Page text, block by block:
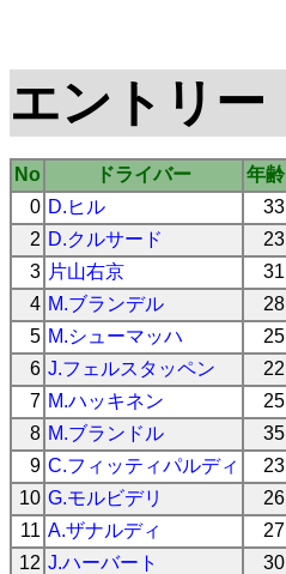
エントリー
No ドライバー 年齢
0 D.ヒル 33
2 D.クルサード 23
3 片山右京 31
4 M.ブランデル 28
5 M.シューマッハ 25
6 J.フェルスタッペン 22
7 M.ハッキネン 25
8 M.ブランドル 35
9 C.フィッティパルディ 23
10 G.モルビデリ 26
11 A.ザナルディ 27
12 J.ハーバート 30